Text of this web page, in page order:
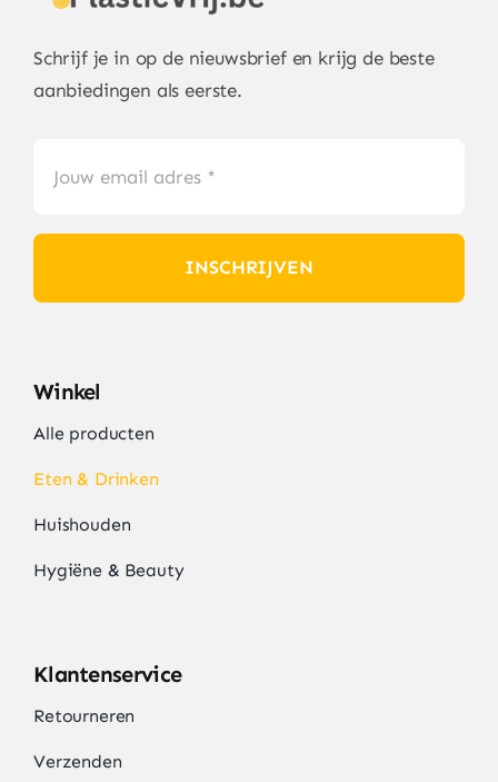
Schrijf je in op de nieuwsbrief en krijg de beste
aanbiedingen als eerste.
INSCHRIJVEN
Winkel
Alle producten
Eten & Drinken
Huishouden
Hygiëne & Beauty
Klantenservice
Retourneren
Verzenden